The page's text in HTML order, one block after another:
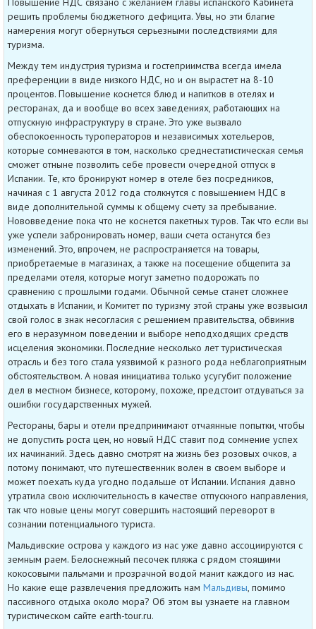
решить проблемы бюджетного дефицита. Увы, но эти благие
намерения могут обернуться серьезными последствиями для
туризма.
Между тем индустрия туризма и гостеприимства всегда имела
преференции в виде низкого НДС, но и он вырастет на 8-10
процентов. Повышение коснется блюд и напитков в отелях и
ресторанах, да и вообще во всех заведениях, работающих на
отпускную инфраструктуру в стране. Это уже вызвало
обеспокоенность туроператоров и независимых хотельеров,
которые сомневаются в том, насколько среднестатистическая семья
сможет отныне позволить себе провести очередной отпуск в
Испании. Те, кто бронируют номер в отеле без посредников,
начиная с 1 августа 2012 года столкнутся с повышением НДС в
виде дополнительной суммы к общему счету за пребывание.
Нововведение пока что не коснется пакетных туров. Так что если вы
уже успели забронировать номер, ваши счета останутся без
изменений. Это, впрочем, не распространяется на товары,
приобретаемые в магазинах, а также на посещение общепита за
пределами отеля, которые могут заметно подорожать по
сравнению с прошлыми годами. Обычной семье станет сложнее
отдыхать в Испании, и Комитет по туризму этой страны уже возвысил
свой голос в знак несогласия с решением правительства, обвинив
его в неразумном поведении и выборе неподходящих средств
исцеления экономики. Последние несколько лет туристическая
отрасль и без того стала уязвимой к разного рода неблагоприятным
обстоятельством. А новая инициатива только усугубит положение
дел в местном бизнесе, которому, похоже, предстоит отдуваться за
ошибки государственных мужей.
Рестораны, бары и отели предпринимают отчаянные попытки, чтобы
не допустить роста цен, но новый НДС ставит под сомнение успех
их начинаний. Здесь давно смотрят на жизнь без розовых очков, а
потому понимают, что путешественник волен в своем выборе и
может поехать куда угодно подальше от Испании. Испания давно
утратила свою исключительность в качестве отпускного направления,
так что новые цены могут совершить настоящий переворот в
сознании потенциального туриста.
Мальдивские острова у каждого из нас уже давно ассоциируются с
земным раем. Белоснежный песочек пляжа с рядом стоящими
кокосовыми пальмами и прозрачной водой манит каждого из нас.
Но какие еще развлечения предложить нам Мальдивы, помимо
пассивного отдыха около мора? Об этом вы узнаете на главном
туристическом сайте earth-tour.ru.